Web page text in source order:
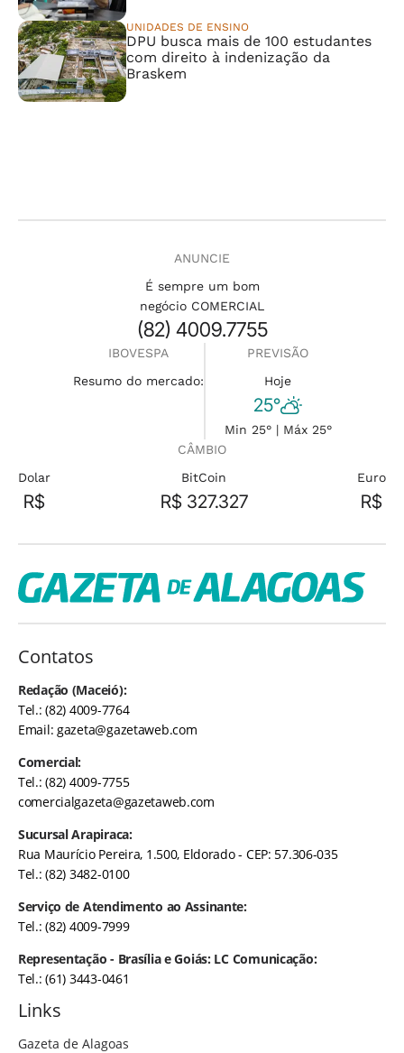
UNIDADES DE ENSINO
DPU busca mais de 100 estudantes
com direito à indenização da
Braskem
ANUNCIE
É sempre um bom
negócio COMERCIAL
(82) 4009.7755
IBOVESPA
Resumo do mercado:
PREVISÃO
Hoje
25°
Min 25° | Máx 25°
CÂMBIO
Dolar
R$
BitCoin
R$ 327.327
Euro
R$
Contatos
Redação (Maceió):
Tel.: (82) 4009-7764
Email:gazeta@gazetaweb.com
Comercial:
Tel.: (82) 4009-7755
comercialgazeta@gazetaweb.com
Sucursal Arapiraca:
Rua Maurício Pereira, 1.500, Eldorado - CEP: 57.306-035
Tel.: (82) 3482-0100
Serviço de Atendimento ao Assinante:
Tel.: (82) 4009-7999
Representação - Brasília e Goiás: LC Comunicação:
Tel.: (61) 3443-0461
Links
Gazeta de Alagoas